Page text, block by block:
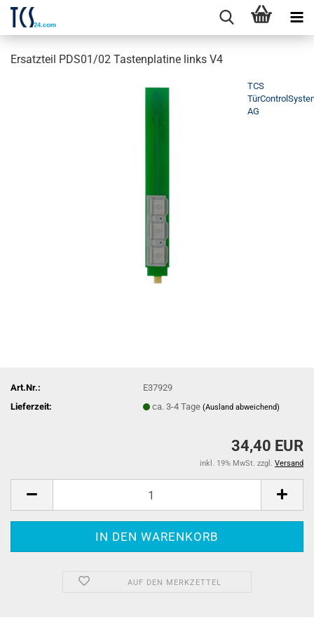
Ersatzteil PDS01/02 Tastenplatine links V4
TCS
AG
Art.Nr.:
E37929
Lieferzeit:
ca. 3-4 Tage(Ausland abweichend)
34,40 EUR
inkl. 19% MwSt. zzgl. Versand
AUF DEN MERKZETTEL